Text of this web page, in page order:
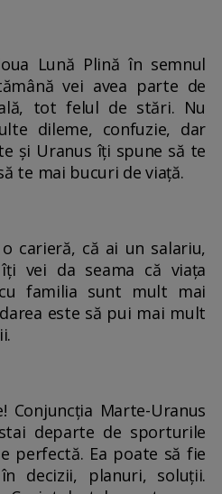
Lună Plină în semnul
vei avea parte de
tot felul de stări. Nu
dileme, confuzie, dar
și Uranus îți spune să te
te mai bucuri de viață.
carieră, că ai un salariu,
vei da seama că viața
familia sunt mult mai
este să pui mai mult
Marte-Uranus
departe de sporturile
perfectă. Ea poate să fie
decizii, planuri, soluții.